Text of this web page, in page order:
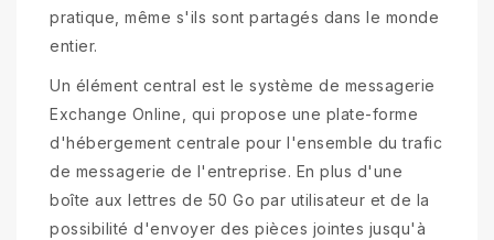
pratique, même s'ils sont partagés dans le monde
entier.
Un élément central est le système de messagerie
Exchange Online, qui propose une plate-forme
d'hébergement centrale pour l'ensemble du trafic
de messagerie de l'entreprise. En plus d'une
boîte aux lettres de 50 Go par utilisateur et de la
possibilité d'envoyer des pièces jointes jusqu'à